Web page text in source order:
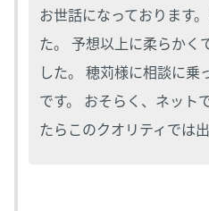
お世話になっております
た。 予想以上に柔らかく
した。 穂苅様に相談に乗
です。 おそらく、ネット
たらこのクオリティで